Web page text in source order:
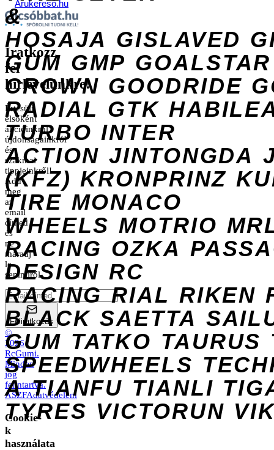
&
HOSAJA GISLAVED
GUM GMP GOALSTAR
CROWN GOODRIDE
RADIAL GTK
TURBO INTER
ACTION JINTONGDA
(KFZ) KRONPRINZ
TIRE MONACO
WHEELS MOTRIO
RACING OZKA
DESIGN RC
RACING RIAL RIKEN
BLACK SAETTA
GUM TATKO TAURUS
SPEEDWHEELS
A TIANFU TIANLI
TYRES VICTORUN
Árukereső.hu
Iratkozz
fel
hírlevelünkre!
Értesülj
elsőként
akcióinkról,
újdonságainkról
és
szakmai
tippjeinkről!
Add
meg
az
email
címed
és
ne
maradj
le
semmiről.
Feliratkozás
©
2026
RcGumi.
Minden
jog
fenntartva.
ÁSZFAdatvédelem
Cookie-
k
használata